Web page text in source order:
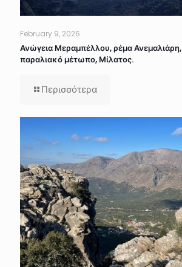
February 9, 2026
Ανώγεια Μεραμπέλλου, ρέμα Ανεμαλιάρη,
παραλιακό μέτωπο, Μίλατος.
Περισσότερα